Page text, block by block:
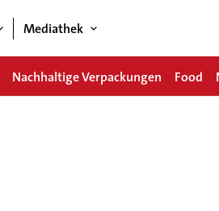
Mediathek
Nachhaltige Verpackungen Food